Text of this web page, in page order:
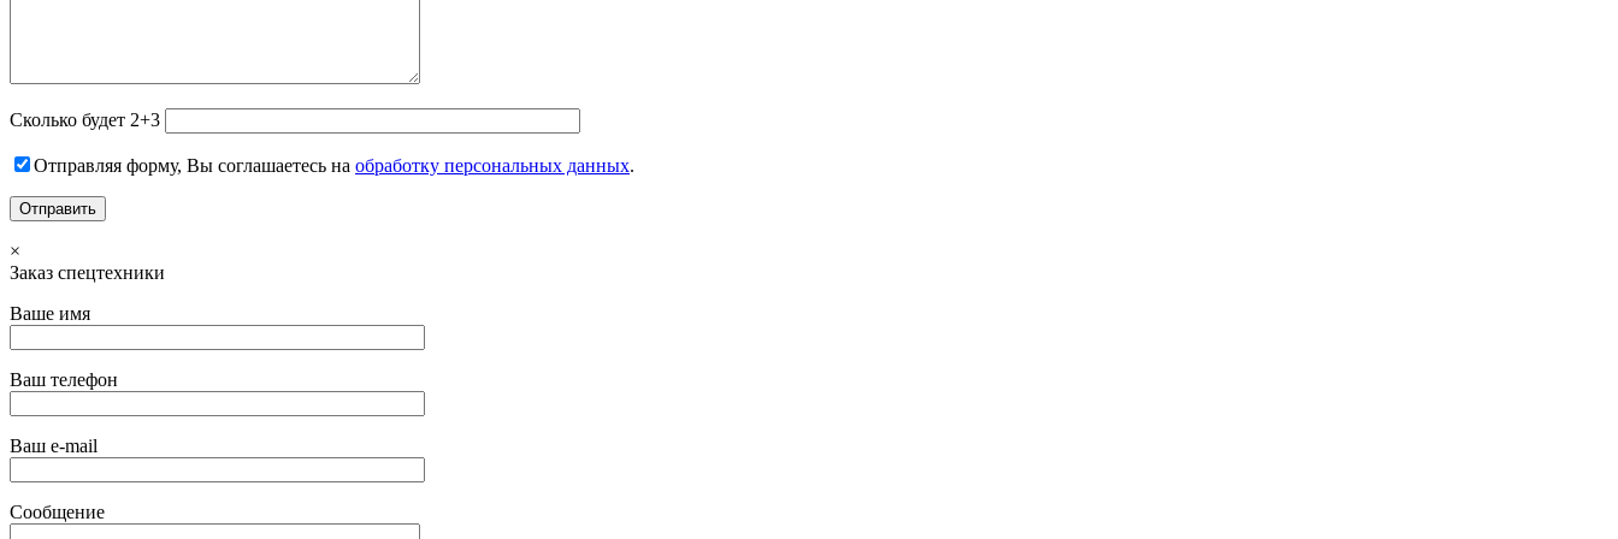
Сколько будет 2+3
Отправляя форму, Вы соглашаетесь на обработку персональных данных.
×
Заказ спецтехники
Ваше имя
Ваш телефон
Ваш e-mail
Сообщение